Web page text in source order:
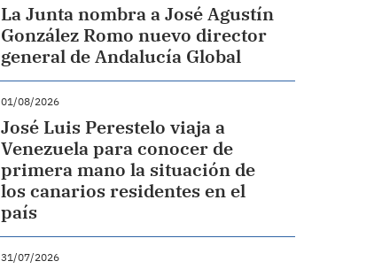
La Junta nombra a José Agustín
González Romo nuevo director
general de Andalucía Global
01/08/2026
José Luis Perestelo viaja a
Venezuela para conocer de
primera mano la situación de
los canarios residentes en el
país
31/07/2026